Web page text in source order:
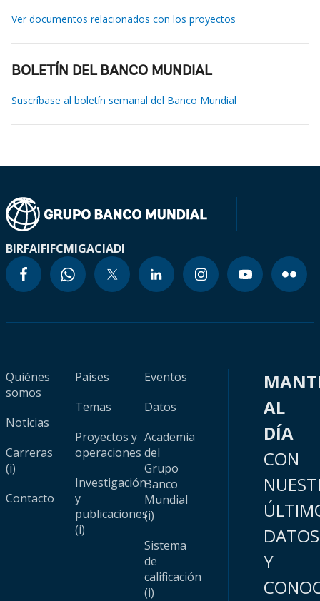
Ver documentos relacionados con los proyectos
BOLETÍN DEL BANCO MUNDIAL
Suscríbase al boletín semanal del Banco Mundial
BIRFAIFIFCMIGACIADI
Quiénes
somos
Noticias
Carreras
(i)
Contacto
Países
Temas
Proyectos y
operaciones
Investigación
y
publicaciones
(i)
Eventos
Datos
Academia
del
Grupo
Banco
Mundial
(i)
Sistema
de
calificación
(i)
AL
DÍA
CON
DATOS
Y